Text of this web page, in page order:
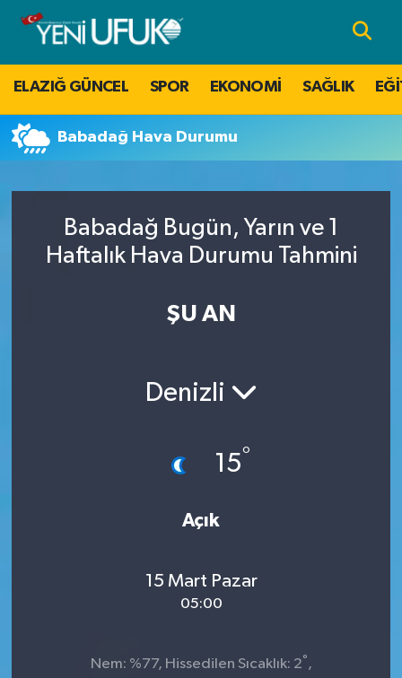
ELAZIĞ GÜNCEL SPOR EKONOMİ SAĞLIK
Babadağ Hava Durumu
Babadağ Bugün, Yarın ve 1
Haftalık Hava Durumu Tahmini
ŞU AN
Denizli
15°
Açık
15 Mart Pazar
05:00
Nem: %77, Hissedilen Sıcaklık: 2° ,
Nöbetçi Eczaneler
Hava Durumu
Namaz Vakitleri
Süper Lig Puan Durumu ve Fikstür